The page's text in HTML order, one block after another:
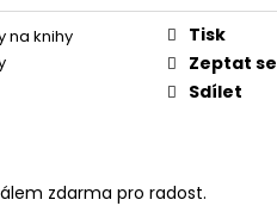
na knihy
Tisk
Zeptat se
Sdílet
zdarma pro radost.